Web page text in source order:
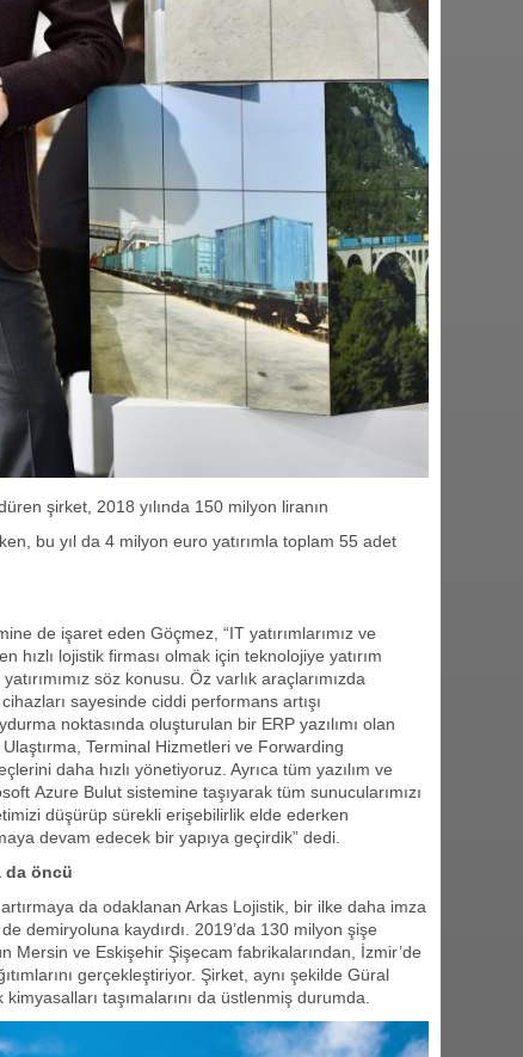
şirket, 2018 yılında 150 milyon liranın
bu yıl da 4 milyon euro yatırımla toplam 55 adet
de işaret eden Göçmez, “IT yatırımlarımız ve
hızlı lojistik firması olmak için teknolojiye yatırım
söz konusu. Öz varlık araçlarımızda
sayesinde ciddi performans artışı
noktasında oluşturulan bir ERP yazılımı olan
Terminal Hizmetleri ve Forwarding
daha hızlı yönetiyoruz. Ayrıca tüm yazılım ve
Azure Bulut sistemine taşıyarak tüm sunucularımızı
düşürüp sürekli erişebilirlik elde ederken
devam edecek bir yapıya geçirdik” dedi.
da öncü
artırmaya da odaklanan Arkas Lojistik, bir ilke daha imza
demiryoluna kaydırdı. 2019’da 130 milyon şişe
Mersin ve Eskişehir Şişecam fabrikalarından, İzmir’de
gerçekleştiriyor. Şirket, aynı şekilde Güral
kimyasalları taşımalarını da üstlenmiş durumda.